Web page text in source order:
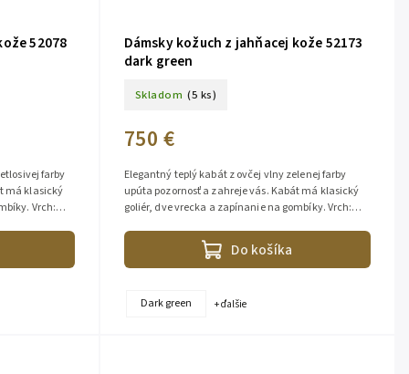
52078
farby
má klasický
Vrch:
Dámsky kožuch z jahňacej kože 52173
dark green
Skladom (5 ks)
750 €
Do košíka
Elegantný teplý kabát z ovčej vlny zelenej farby
upúta pozornosť a zahreje vás. Kabát má klasický
goliér, dve vrecka a zapínanie na gombíky. Vrch:
Dark green + ďalšie